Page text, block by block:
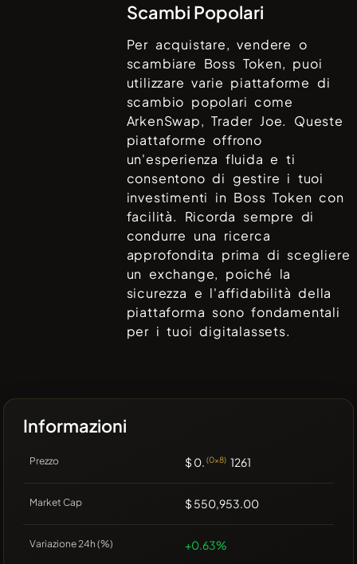
Scambi Popolari
Per acquistare, vendere o
scambiare Boss Token, puoi
utilizzare varie piattaforme di
scambio popolari come
ArkenSwap, Trader Joe. Queste
piattaforme offrono
un'esperienza fluida e ti
consentono di gestire i tuoi
investimenti in Boss Token con
facilità. Ricorda sempre di
condurre una ricerca
approfondita prima di scegliere
un exchange, poiché la
sicurezza e l'affidabilità della
piattaforma sono fondamentali
per i tuoi digitalassets.
Informazioni
Prezzo $ 0. (0x8) 1261
Market Cap $ 550,953.00
Variazione 24h (%) +0.63%